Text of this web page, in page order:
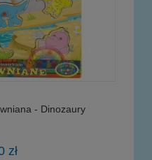
- Dinozaury
zł